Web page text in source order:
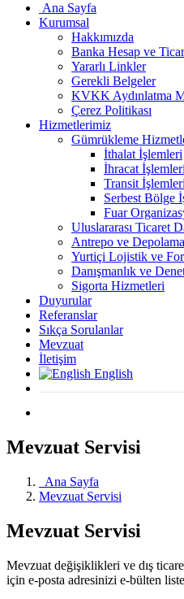
Ana Sayfa
Kurumsal
Hakkımızda
Banka Hesap ve
Yararlı Linkler
Gerekli Belgeler
KVKK Aydınlatma
Çerez Politikası
Hizmetlerimiz
Gümrükleme
İthalat İşlemleri
İhracat İşlemleri
Transit İşlemleri
Serbest Bölge
Fuar
Uluslararası Ticaret
Antrepo ve
Yurtiçi Lojistik ve
Danışmanlık ve
Sigorta Hizmetleri
Duyurular
Referanslar
Sıkça Sorulanlar
Mevzuat
İletişim
English
Mevzuat Servisi
Ana Sayfa
Mevzuat Servisi
Mevzuat Servisi
Mevzuat değişiklikleri ve dış
için e-posta adresinizi e-bülten